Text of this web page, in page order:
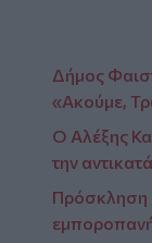
Δήμος
«Ακούμε,
Ο Αλέξης
την
Πρόσκληση